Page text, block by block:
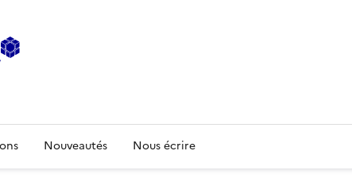
Nouveautés Nous écrire